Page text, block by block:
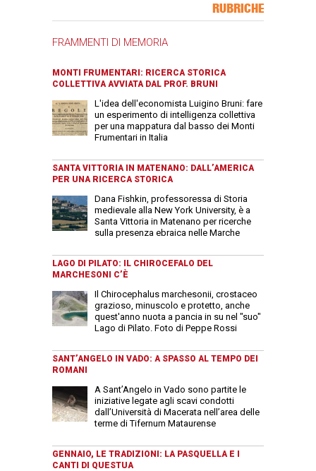
RUBRICHE
FRAMMENTI DI MEMORIA
MONTI FRUMENTARI: RICERCA STORICA
COLLETTIVA AVVIATA DAL PROF. BRUNI
L'idea dell'economista Luigino Bruni: fare
un esperimento di intelligenza collettiva
per una mappatura dal basso dei Monti
Frumentari in Italia
SANTA VITTORIA IN MATENANO: DALL’AMERICA
PER UNA RICERCA STORICA
Dana Fishkin, professoressa di Storia
medievale alla New York University, è a
Santa Vittoria in Matenano per ricerche
sulla presenza ebraica nelle Marche
LAGO DI PILATO: IL CHIROCEFALO DEL
MARCHESONI C’È
Il Chirocephalus marchesonii, crostaceo
grazioso, minuscolo e protetto, anche
quest'anno nuota a pancia in su nel "suo"
Lago di Pilato. Foto di Peppe Rossi
SANT’ANGELO IN VADO: A SPASSO AL TEMPO DEI
ROMANI
A Sant’Angelo in Vado sono partite le
iniziative legate agli scavi condotti
dall’Università di Macerata nell’area delle
terme di Tifernum Mataurense
GENNAIO, LE TRADIZIONI: LA PASQUELLA E I
CANTI DI QUESTUA